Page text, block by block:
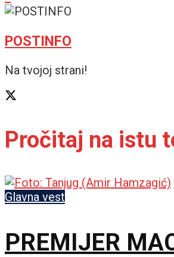
POSTINFO
Na tvojoj strani!
Pročitaj na istu
Glavna vest
PREMIJER